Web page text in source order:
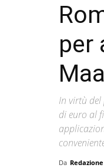
per
In virtù
di euro al
Da Redazione